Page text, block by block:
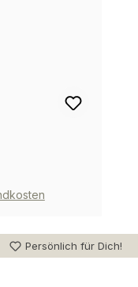
Persönlich für Dich!